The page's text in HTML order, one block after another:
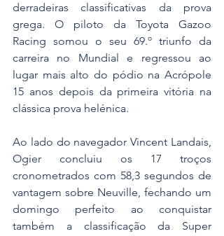
derradeiras classificativas da prova
grega. O piloto da Toyota Gazoo
Racing somou o seu 69.º triunfo da
carreira no Mundial e regressou ao
lugar mais alto do pódio na Acrópole
15 anos depois da primeira vitória na
clássica prova helénica.
Ao lado do navegador Vincent Landais,
Ogier concluiu os 17 troços
cronometrados com 58,3 segundos de
vantagem sobre Neuville, fechando um
domingo perfeito ao conquistar
também a classificação da Super